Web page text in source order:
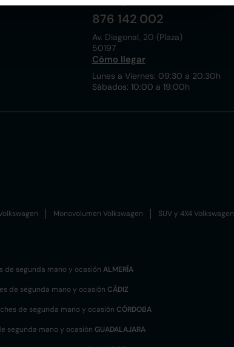
876 142 002
Av. Diagonal, 20 (Plaza)
50197
Cómo llegar
Lunes a Viernes: 09:30 a 20:30h
Sábados: 10:00 a 19:00h
Monovolumen Volkswagen SUV y 4X4 Volkswagen
de segunda mano y ocasión ALMERÍA
de segunda mano y ocasión CÁDIZ
de segunda mano y ocasión CÓRDOBA
segunda mano y ocasión GUADALAJARA